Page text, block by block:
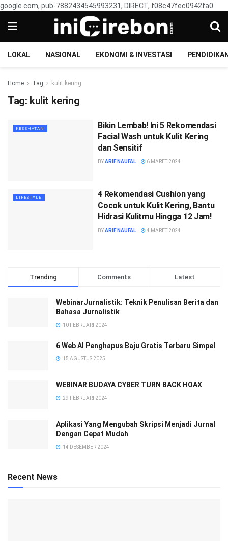
google.com, pub-7882434545993231, DIRECT, f08c47fec0942fa0
LOKAL NASIONAL EKONOMI & INVESTASI
Home Tag kulit kering
Tag: kulit kering
KESEHATAN
Bikin Lembab! Ini 5 Rekomendasi
Facial Wash untuk Kulit Kering
dan Sensitif
BYARIF NAUFAL 6 MARET 2024
LIFESTYLE
4 Rekomendasi Cushion yang
Cocok untuk Kulit Kering, Bantu
Hidrasi Kulitmu Hingga 12 Jam!
BYARIF NAUFAL 4 MARET 2024
Trending Comments Latest
WebinarJurnalistik: Teknik Penulisan Berita dan
Bahasa Jurnalistik
10 FEBRUARI 2024
6 Web AI Penghapus Baju Gratis Terbaru Simpel
15 AGUSTUS 2025
WEBINAR BUDAYA CYBER TURN BACK HOAX
29 FEBRUARI 2024
Aplikasi Yang Mengubah Skripsi Menjadi Jurnal
Dengan Cepat Mudah
14 DESEMBER 2024
Recent News